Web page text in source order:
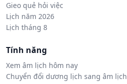
Gieo quẻ hỏi việc
Lịch năm 2026
Lịch tháng 8
Tính năng
Xem âm lịch hôm nay
Chuyển đổi dương lịch sang âm lịch